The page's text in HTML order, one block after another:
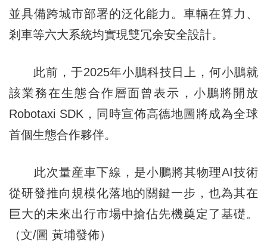
並具備跨城市部署的泛化能力。車輛在算力、
剎車等六大系統均實現雙冗余安全設計。
此前，于2025年小鵬科技日上，何小鵬就
該業務在生態合作層面曾表示，小鵬將開放
Robotaxi SDK，同時宣佈高德地圖將成為全球
首個生態合作夥伴。
此次量産車下線，是小鵬將其物理AI技術
從研發推向規模化落地的關鍵一步，也為其在
巨大的未來出行市場中搶佔先機奠定了基礎。
（文/圖 黃埔發佈）